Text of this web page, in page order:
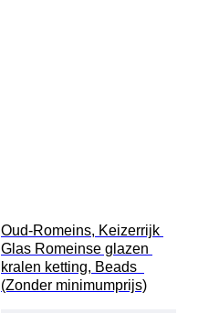
Oud-Romeins, Keizerrijk
Glas Romeinse glazen
kralen ketting, Beads
(Zonder minimumprijs)